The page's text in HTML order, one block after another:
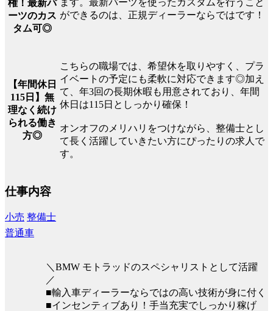
権！最新パ
ーツのカス
タム可◎
ます。最新パーツを使ったカスタムを行うこと
ができるのは、正規ディーラーならではです！
【年間休日
115日】無
理なく続け
られる働き
方◎
こちらの職場では、希望休を取りやすく、プラ
イベートの予定にも柔軟に対応できます◎加え
て、年3回の長期休暇も用意されており、年間
休日は115日としっかり確保！
オンオフのメリハリをつけながら、整備士とし
て長く活躍していきたい方にぴったりの求人で
す。
仕事内容
小売 整備士
普通車
＼BMW モトラッドのスペシャリストとして活躍
／
■輸入車ディーラーならではの高い技術が身に付く
■インセンティブあり！手当充実でしっかり稼げ